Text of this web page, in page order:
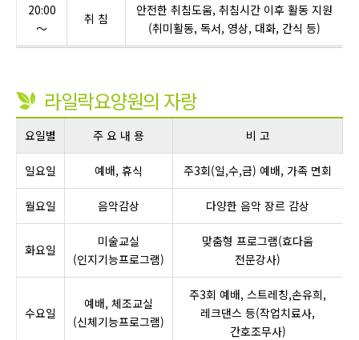
20:00
～
취 침
안전한 취침도움, 취침시간 이후 활동 지원
(취미활동, 독서, 영상, 대화, 간식 등)
라일락요양원의 자랑
요일별 주 요 내 용 비 고
일요일 예배, 휴식 주3회(일,수,금) 예배, 가족 면회
월요일 음악감상 다양한 음악 장르 감상
화요일
미술교실
(인지기능프로그램)
맞춤형 프로그램(효다움
전문강사)
수요일
예배, 체조교실
(신체기능프로그램)
주3회 예배, 스트레칭,손유희,
레크댄스 등(작업치료사,
간호조무사)